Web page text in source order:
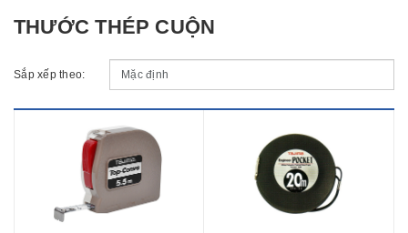
THƯỚC THÉP CUỘN
Sắp xếp theo: